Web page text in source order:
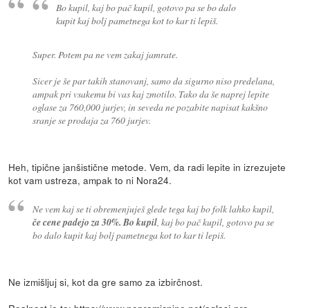
Bo kupil, kaj bo pač kupil, gotovo pa se bo dalo
kupit kaj bolj pametnega kot to kar ti lepiš.
Super. Potem pa ne vem zakaj jamrate.
Sicer je še par takih stanovanj, samo da sigurno niso predelana,
ampak pri vsakemu bi vas kaj zmotilo. Tako da še naprej lepite
oglase za 760,000 jurjev, in seveda ne pozabite napisat kakšno
sranje se prodaja za 760 jurjev.
Heh, tipične janšistične metode. Vem, da radi lepite in izrezujete
kot vam ustreza, ampak to ni Nora24.
Ne vem kaj se ti obremenjuješ glede tega kaj bo folk lahko kupil,
če cene padejo za 30%. Bo kupil, kaj bo pač kupil, gotovo pa se
bo dalo kupit kaj bolj pametnega kot to kar ti lepiš.
Ne izmišljuj si, kot da gre samo za izbirčnost.